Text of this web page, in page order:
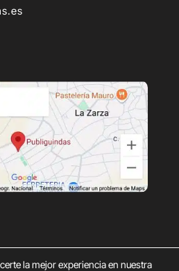
la mejor experiencia en nuestra